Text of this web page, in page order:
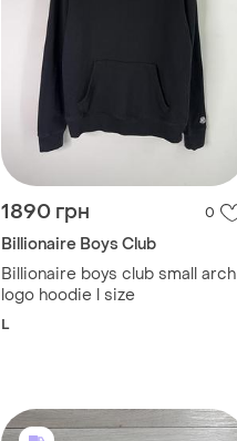
1890 грн 0
Billionaire Boys Club
Billionaire boys club small arch
logo hoodie l size
L